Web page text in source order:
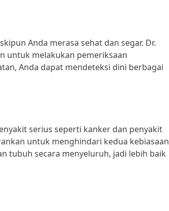
Anda merasa sehat dan segar. Dr.
untuk melakukan pemeriksaan
Anda dapat mendeteksi dini berbagai
serius seperti kanker dan penyakit
untuk menghindari kedua kebiasaan
tubuh secara menyeluruh, jadi lebih baik